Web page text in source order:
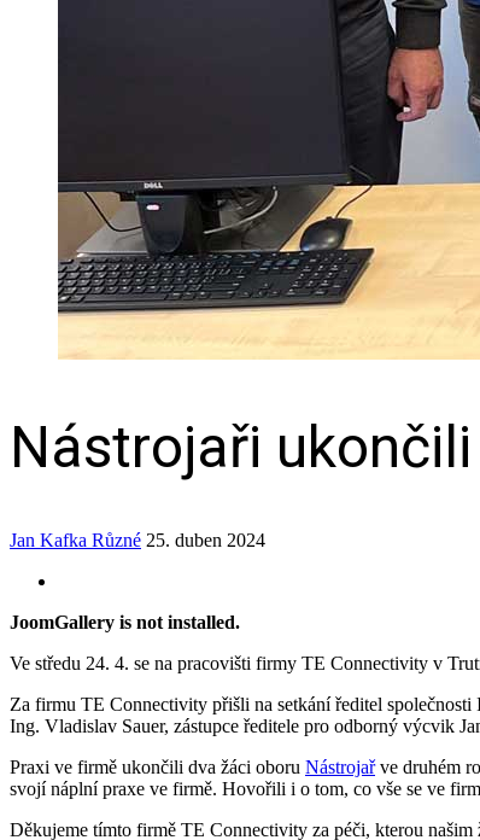
Nástrojaři
Jan Kafka Různé 25. duben 2024
JoomGallery is not installed.
Ve středu 24. 4. se na pracovišti firmy TE Connectivity v
Za firmu TE Connectivity přišli na setkání ředitel
Ing. Vladislav Sauer, zástupce ředitele pro odborný výcvik
Praxi ve firmě ukončili dva žáci oboru Nástrojařve druhém
svojí náplní praxe ve firmě. Hovořili i o tom, co vše se ve
Děkujeme tímto firmě TE Connectivity za péči, kterou